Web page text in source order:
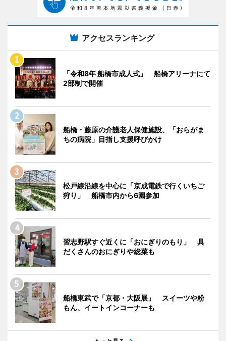
アクセスランキング
「令和8年 船橋市成人式」 船橋アリーナにて
2部制で開催
船橋・藤原の介護老人保健施設、「おらがま
ちの病院」目指し支援呼びかけ
松戸線沿線を中心に「京成電鉄で行くいちご
狩り」 船橋市内から6園参加
習志野駅すぐ近くに「おにぎりのもり」 具
だくさんのおにぎりや総菜も
船橋東武で「京都・大阪展」 スイーツや粉
もん、イートインコーナーも